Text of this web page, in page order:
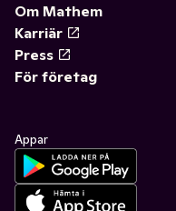
Om Mathem
Karriär
Press
För företag
Appar